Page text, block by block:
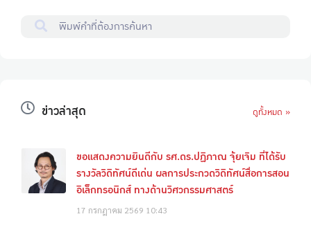
ข่าวล่าสุด ดูทั้งหมด »
ขอแสดงความยินดีกับ รศ.ดร.ปฏิภาณ จุ้ยเจิม ที่ได้รับ
รางวัลวิดิทัศน์ดีเด่น ผลการประกวดวิดิทัศน์สื่อการสอน
อิเล็กทรอนิกส์ ทางด้านวิศวกรรมศาสตร์
17 กรกฎาคม 2569 10:43